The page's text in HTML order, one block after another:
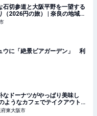
石切参道と大阪平野を一望する
（2026円の旅） | 奈良の地域密
Narakko!（奈良っこ）
ウに「絶景ビアガーデン」 利
なドーナツがやっぱり美味し
ようなカフェでテイクアウト｜
府東大阪市